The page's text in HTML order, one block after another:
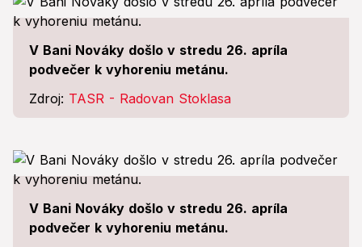
V Bani Nováky došlo v stredu 26. apríla
podvečer k vyhoreniu metánu.
Zdroj: TASR - Radovan Stoklasa
V Bani Nováky došlo v stredu 26. apríla
podvečer k vyhoreniu metánu.